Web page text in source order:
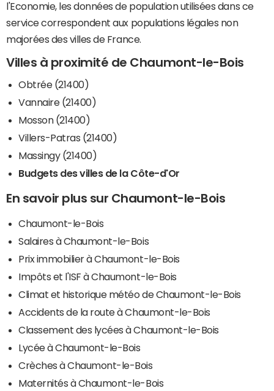
l'Economie, les données de population utilisées dans ce
service correspondent aux populations légales non
majorées des villes de France.
Villes à proximité de Chaumont-le-Bois
Obtrée (21400)
Vannaire (21400)
Mosson (21400)
Villers-Patras (21400)
Massingy (21400)
Budgets des villes de la Côte-d'Or
En savoir plus sur Chaumont-le-Bois
Chaumont-le-Bois
Salaires à Chaumont-le-Bois
Prix immobilier à Chaumont-le-Bois
Impôts et l'ISF à Chaumont-le-Bois
Climat et historique météo de Chaumont-le-Bois
Accidents de la route à Chaumont-le-Bois
Classement des lycées à Chaumont-le-Bois
Lycée à Chaumont-le-Bois
Crèches à Chaumont-le-Bois
Maternités à Chaumont-le-Bois